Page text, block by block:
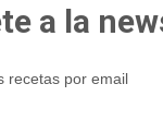
a la
recetas por email